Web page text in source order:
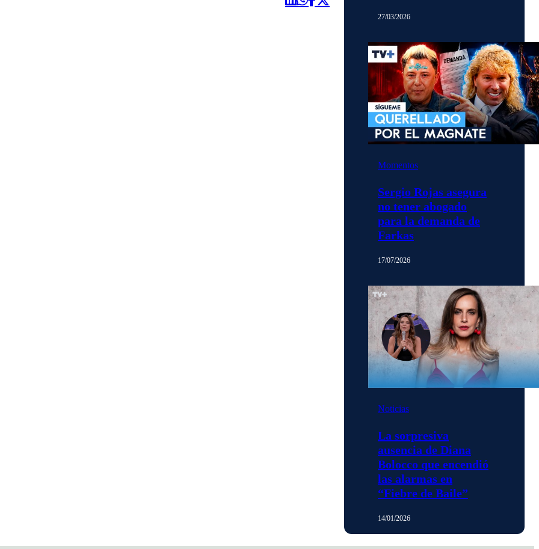
27/03/2026
Momentos
Sergio Rojas asegura
no tener abogado
para la demanda de
Farkas
17/07/2026
Noticias
La sorpresiva
ausencia de Diana
Bolocco que encendió
las alarmas en
“Fiebre de Baile”
14/01/2026